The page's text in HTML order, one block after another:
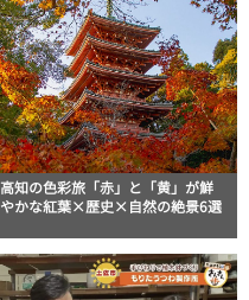
高知の色彩旅「赤」と「黄」が鮮
やかな紅葉×歴史×自然の絶景6選